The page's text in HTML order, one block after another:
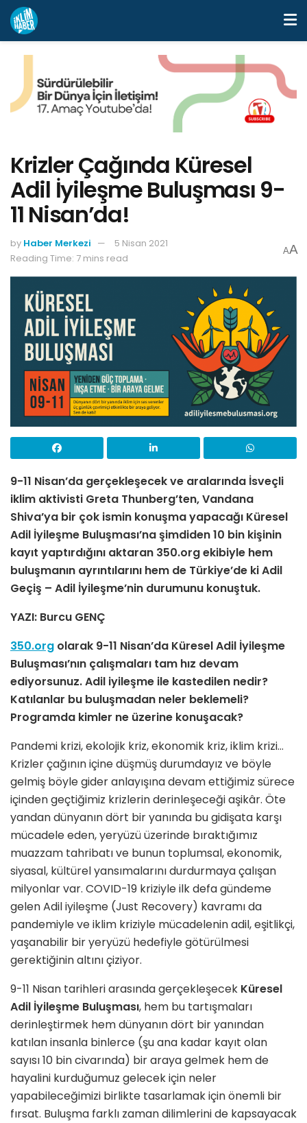
Krizler Çağında Küresel
Adil İyileşme Buluşması 9-
11 Nisan’da!
by Haber Merkezi
5 Nisan 2021
Reading Time: 7 mins read
AA
9-11 Nisan’da gerçekleşecek ve aralarında İsveçli
iklim aktivisti Greta Thunberg’ten, Vandana
Shiva’ya bir çok ismin konuşma yapacağı Küresel
Adil İyileşme Buluşması’na şimdiden 10 bin kişinin
kayıt yaptırdığını aktaran 350.org ekibiyle hem
buluşmanın ayrıntılarını hem de Türkiye’de ki Adil
Geçiş – Adil İyileşme’nin durumunu konuştuk.
YAZI: Burcu GENÇ
350.org olarak 9-11 Nisan’da Küresel Adil İyileşme
Buluşması’nın çalışmaları tam hız devam
ediyorsunuz. Adil iyileşme ile kastedilen nedir?
Katılanlar bu buluşmadan neler beklemeli?
Programda kimler ne üzerine konuşacak?
Pandemi krizi, ekolojik kriz, ekonomik kriz, iklim krizi…
Krizler çağının içine düşmüş durumdayız ve böyle
gelmiş böyle gider anlayışına devam ettiğimiz sürece
içinden geçtiğimiz krizlerin derinleşeceği aşikâr. Öte
yandan dünyanın dört bir yanında bu gidişata karşı
mücadele eden, yeryüzü üzerinde bıraktığımız
muazzam tahribatı ve bunun toplumsal, ekonomik,
siyasal, kültürel yansımalarını durdurmaya çalışan
milyonlar var. COVID-19 kriziyle ilk defa gündeme
gelen Adil iyileşme (Just Recovery) kavramı da
pandemiyle ve iklim kriziyle mücadelenin adil, eşitlikçi,
yaşanabilir bir yeryüzü hedefiyle götürülmesi
gerektiğinin altını çiziyor.
9-11 Nisan tarihleri arasında gerçekleşecek Küresel
Adil İyileşme Buluşması, hem bu tartışmaları
derinleştirmek hem dünyanın dört bir yanından
katılan insanla binlerce (şu ana kadar kayıt olan
sayısı 10 bin civarında) bir araya gelmek hem de
hayalini kurduğumuz gelecek için neler
yapabileceğimizi birlikte tasarlamak için önemli bir
fırsat. Buluşma farklı zaman dilimlerini de kapsayacak